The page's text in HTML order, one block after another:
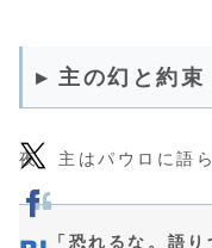
▸ 主の幻と約束
夜、主はパウロに語
「恐れるな。語